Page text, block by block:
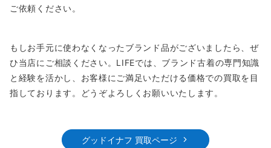
ご依頼ください。
もしお手元に使わなくなったブランド品がございましたら、ぜ
ひ当店にご相談ください。LIFEでは、ブランド古着の専門知識
と経験を活かし、お客様にご満足いただける価格での買取を目
指しております。どうぞよろしくお願いいたします。
グッドイナフ 買取ページ